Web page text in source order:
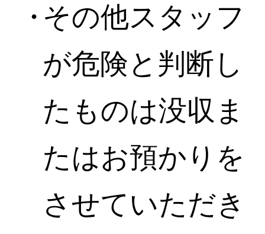
その他スタッフ
が危険と判断し
たものは没収ま
たはお預かりを
させていただき